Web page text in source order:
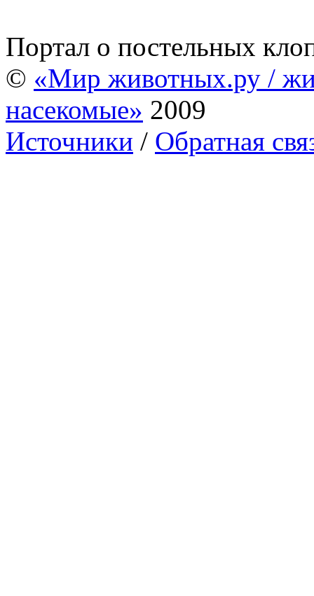
Портал о постельных
© «Мир животных.ру /
насекомые» 2009
Источники / Обратная